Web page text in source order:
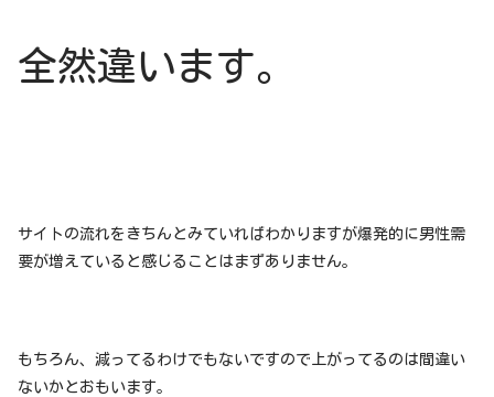
全然違います。
サイトの流れをきちんとみていればわかりますが爆発的に男性需
要が増えていると感じることはまずありません。
もちろん、減ってるわけでもないですので上がってるのは間違い
ないかとおもいます。